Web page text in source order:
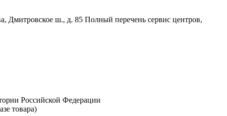
Дмитровское ш., д. 85 Полный перечень сервис центров,
Российской Федерации
товара)